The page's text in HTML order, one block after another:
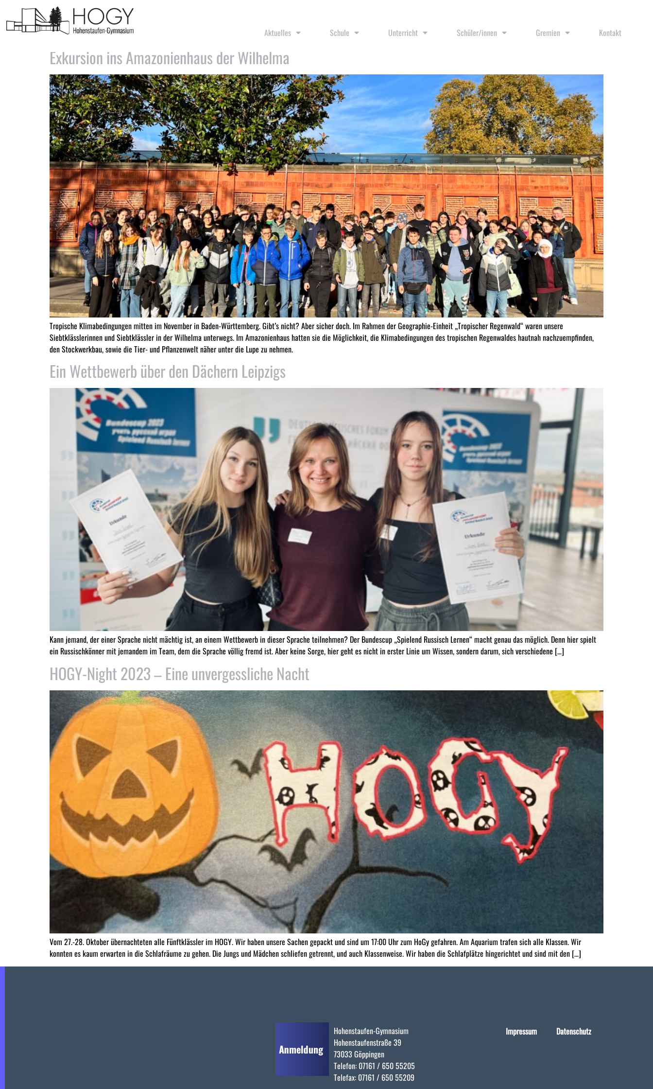
Aktuelles Schule Unterricht Schüler/innen Gremien Kontakt
Tag:22. November 2023
Exkursion ins Amazonienhaus der Wilhelma
Tropische Klimabedingungen mitten im November in Baden-Württemberg. Gibt’s nicht? Aber sicher doch. Im Rahmen der Geographie-Einheit „Tropischer Regenwald“ waren unsere
Siebtklässlerinnen und Siebtklässler in der Wilhelma unterwegs. Im Amazonienhaus hatten sie die Möglichkeit, die Klimabedingungen des tropischen Regenwaldes hautnah nachzuempfinden,
den Stockwerkbau, sowie die Tier- und Pflanzenwelt näher unter die Lupe zu nehmen.
Ein Wettbewerb über den Dächern Leipzigs
Kann jemand, der einer Sprache nicht mächtig ist, an einem Wettbewerb in dieser Sprache teilnehmen? Der Bundescup „Spielend Russisch Lernen“ macht genau das möglich. Denn hier spielt
ein Russischkönner mit jemandem im Team, dem die Sprache völlig fremd ist. Aber keine Sorge, hier geht es nicht in erster Linie um Wissen, sondern darum, sich verschiedene […]
HOGY-Night 2023 – Eine unvergessliche Nacht
Vom 27.-28. Oktober übernachteten alle Fünftklässler im HOGY. Wir haben unsere Sachen gepackt und sind um 17:00 Uhr zum HoGy gefahren. Am Aquarium trafen sich alle Klassen. Wir
konnten es kaum erwarten in die Schlafräume zu gehen. Die Jungs und Mädchen schliefen getrennt, und auch Klassenweise. Wir haben die Schlafplätze hingerichtet und sind mit den […]
Hohenstaufen-Gymnasium
Hohenstaufenstraße 39
73033 Göppingen
Telefon: 07161 / 650 55205
Telefax: 07161 / 650 55209
Impressum Datenschutz